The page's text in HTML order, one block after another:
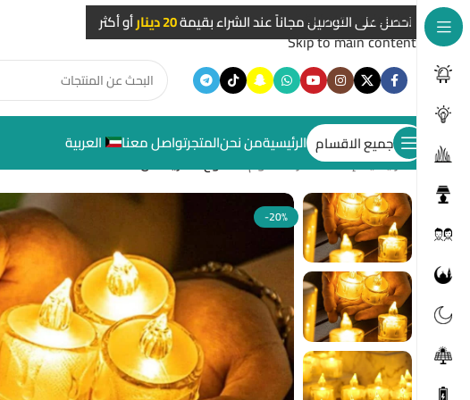
Skip to navigation
Skip to main content
احصل على التوصيل مجاناً عند الشراء بقيمة20 دينار أو أكثر
جميع الاقسام الرئيسيةمن نحنالمتجرتواصل معنا العربية
الرئيسية/إضاءات غرف النوم/شموع الكريستال
-20%